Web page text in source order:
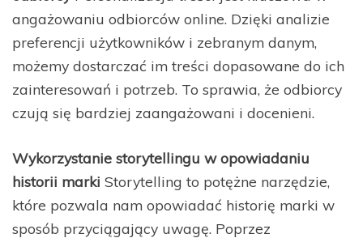
angażowaniu odbiorców online. Dzięki analizie
preferencji użytkowników i zebranym danym,
możemy dostarczać im treści dopasowane do ich
zainteresowań i potrzeb. To sprawia, że odbiorcy
czują się bardziej zaangażowani i docenieni.
Wykorzystanie storytellingu w opowiadaniu
historii marki Storytelling to potężne narzędzie,
które pozwala nam opowiadać historię marki w
sposób przyciągający uwagę. Poprzez